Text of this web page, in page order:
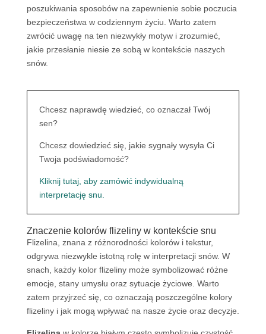
poszukiwania sposobów na zapewnienie sobie poczucia
bezpieczeństwa w codziennym życiu. Warto zatem
zwrócić uwagę na ten niezwykły motyw i zrozumieć,
jakie przesłanie niesie ze sobą w kontekście naszych
snów.
Chcesz naprawdę wiedzieć, co oznaczał Twój
sen?
Chcesz dowiedzieć się, jakie sygnały wysyła Ci
Twoja podświadomość?
Kliknij tutaj, aby zamówić indywidualną
interpretację snu.
Znaczenie kolorów flizeliny w kontekście snu
Flizelina, znana z różnorodności kolorów i tekstur,
odgrywa niezwykle istotną rolę w interpretacji snów. W
snach, każdy kolor flizeliny może symbolizować różne
emocje, stany umysłu oraz sytuacje życiowe. Warto
zatem przyjrzeć się, co oznaczają poszczególne kolory
flizeliny i jak mogą wpływać na nasze życie oraz decyzje.